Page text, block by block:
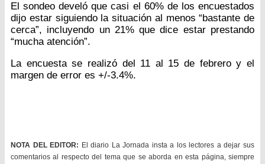
El sondeo develó que casi el 60% de los encuestados
dijo estar siguiendo la situación al menos “bastante de
cerca”, incluyendo un 21% que dice estar prestando
“mucha atención”.
La encuesta se realizó del 11 al 15 de febrero y el
margen de error es +/-3.4%.
NOTA DEL EDITOR: El diario La Jornada insta a los lectores a dejar sus
comentarios al respecto del tema que se aborda en esta página, siempre